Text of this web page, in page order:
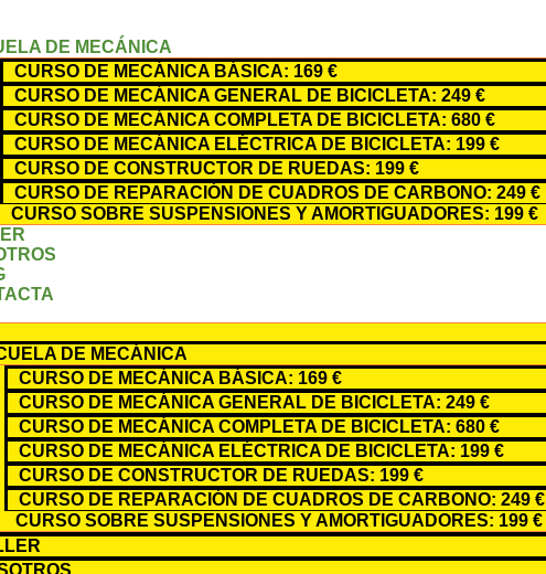
DE MECÁNICA
CURSO DE MECÁNICA BÁSICA: 169 €
CURSO DE MECÁNICA GENERAL DE BICICLETA: 249 €
CURSO DE MECÁNICA COMPLETA DE BICICLETA: 680 €
CURSO DE MECÁNICA ELÉCTRICA DE BICICLETA: 199 €
CURSO DE CONSTRUCTOR DE RUEDAS: 199 €
CURSO DE REPARACIÓN DE CUADROS DE CARBONO: 249 €
CURSO SOBRE SUSPENSIONES Y AMORTIGUADORES: 199 €
DE MECÁNICA
CURSO DE MECÁNICA BÁSICA: 169 €
CURSO DE MECÁNICA GENERAL DE BICICLETA: 249 €
CURSO DE MECÁNICA COMPLETA DE BICICLETA: 680 €
CURSO DE MECÁNICA ELÉCTRICA DE BICICLETA: 199 €
CURSO DE CONSTRUCTOR DE RUEDAS: 199 €
CURSO DE REPARACIÓN DE CUADROS DE CARBONO: 249 €
CURSO SOBRE SUSPENSIONES Y AMORTIGUADORES: 199 €